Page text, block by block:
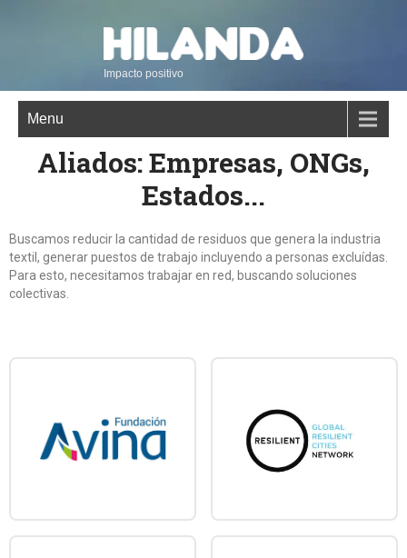
Impacto positivo
Menu
Aliados: Empresas, ONGs,
Estados...
Buscamos reducir la cantidad de residuos que genera la industria
textil, generar puestos de trabajo incluyendo a personas excluídas.
Para esto, necesitamos trabajar en red, buscando soluciones
colectivas.